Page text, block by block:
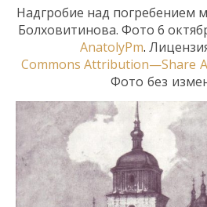
Надгробие над погребением
Болховитинова. Фото 6
AnatolyPm.
Commons Attribution—Share
Фото без